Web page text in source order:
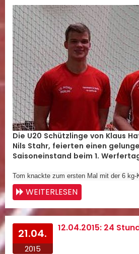
Die U20 Schützlinge von Klaus
Nils Stahr, feierten einen
Saisoneinstand beim 1.
Tom knackte zum ersten Mal mit der 6
WEITERLESEN
21.04.
2015
12.04.2015: 24